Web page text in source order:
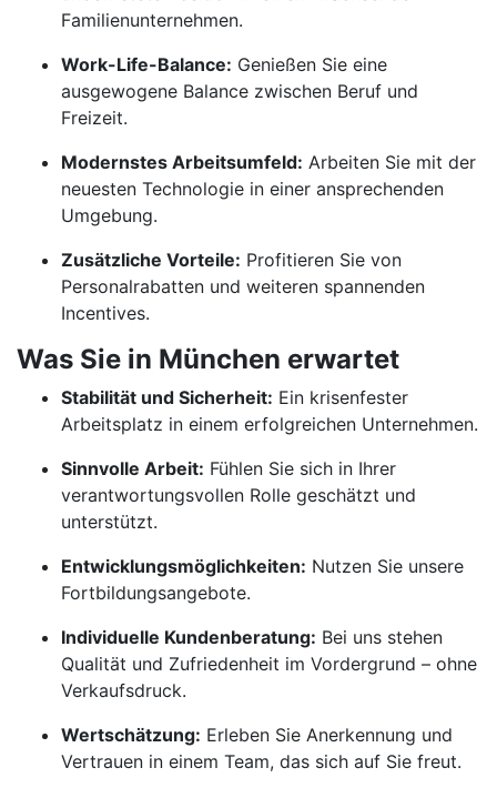
Familienunternehmen.
Work-Life-Balance: Genießen Sie eine
ausgewogene Balance zwischen Beruf und
Freizeit.
Modernstes Arbeitsumfeld: Arbeiten Sie mit der
neuesten Technologie in einer ansprechenden
Umgebung.
Zusätzliche Vorteile: Profitieren Sie von
Personalrabatten und weiteren spannenden
Incentives.
Was Sie in München erwartet
Stabilität und Sicherheit: Ein krisenfester
Arbeitsplatz in einem erfolgreichen Unternehmen.
Sinnvolle Arbeit: Fühlen Sie sich in Ihrer
verantwortungsvollen Rolle geschätzt und
unterstützt.
Entwicklungsmöglichkeiten: Nutzen Sie unsere
Fortbildungsangebote.
Individuelle Kundenberatung: Bei uns stehen
Qualität und Zufriedenheit im Vordergrund – ohne
Verkaufsdruck.
Wertschätzung: Erleben Sie Anerkennung und
Vertrauen in einem Team, das sich auf Sie freut.